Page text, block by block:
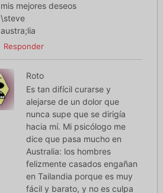
mis mejores deseos
\steve
austra;lia
Responder
Roto
Es tan difícil curarse y
alejarse de un dolor que
nunca supe que se dirigía
hacia mí. Mi psicólogo me
dice que pasa mucho en
Australia: los hombres
felizmente casados engañan
en Tailandia porque es muy
fácil y barato, y no es culpa